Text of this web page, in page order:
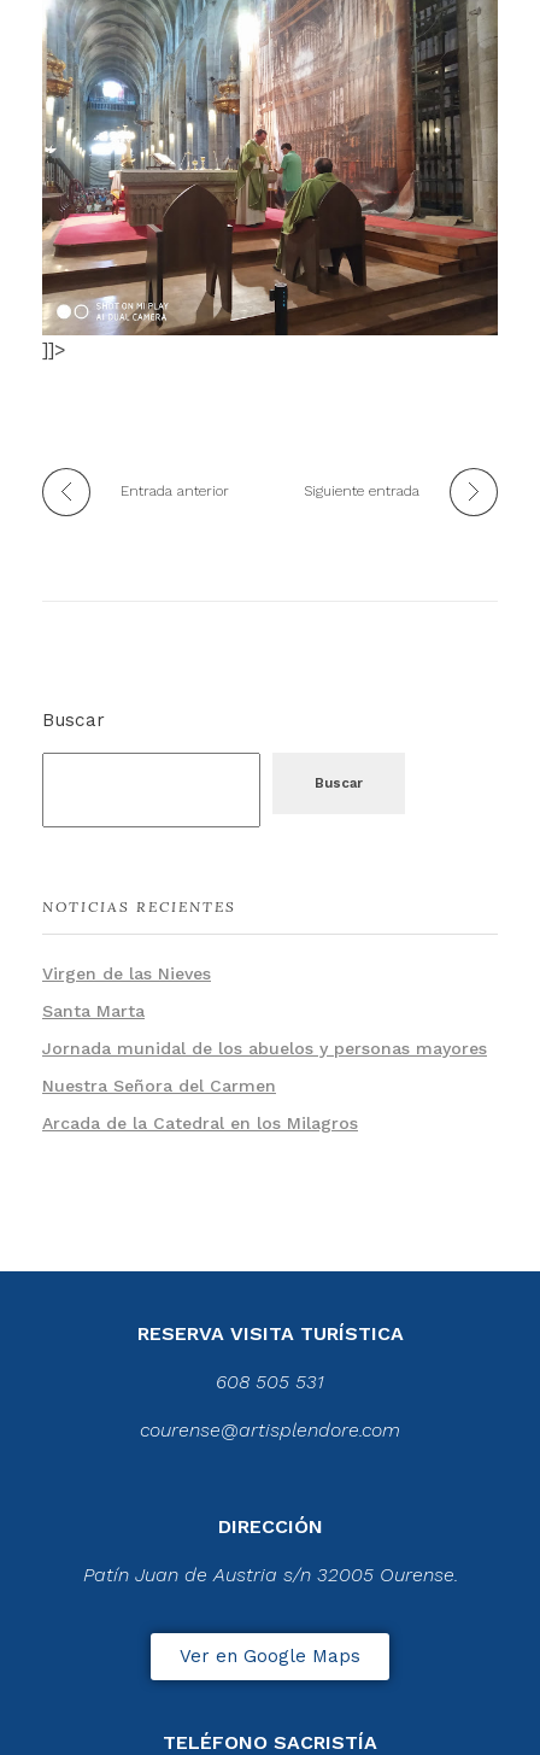
]]>
Entrada anterior Siguiente entrada
Buscar
Buscar
NOTICIAS RECIENTES
Virgen de las Nieves
Santa Marta
Jornada munidal de los abuelos y personas mayores
Nuestra Señora del Carmen
Arcada de la Catedral en los Milagros
RESERVA VISITA TURÍSTICA
608 505 531
courense@artisplendore.com
DIRECCIÓN
Patín Juan de Austria s/n 32005 Ourense.
Ver en Google Maps
TELÉFONO SACRISTÍA